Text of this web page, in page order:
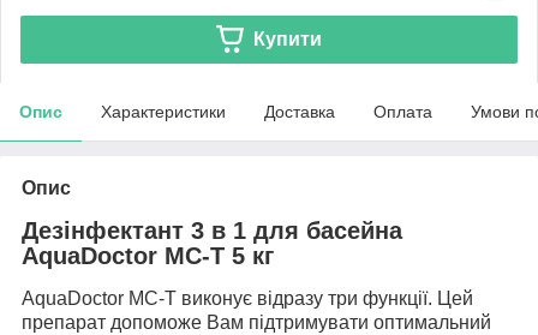
Купити
Опис Характеристики Доставка Оплата Умови
Опис
Дезінфектант 3 в 1 для басейна
AquaDoctor MC-T 5 кг
AquaDoctor MC-T виконує відразу три функції. Цей
препарат допоможе Вам підтримувати оптимальний